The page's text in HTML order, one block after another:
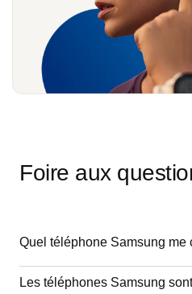
Foire aux
Quel téléphone Samsung me
Les téléphones Samsung